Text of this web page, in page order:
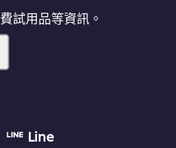
試用品等資訊。
Line